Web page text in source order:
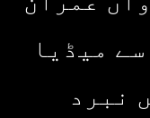
میڈیا
نبرد